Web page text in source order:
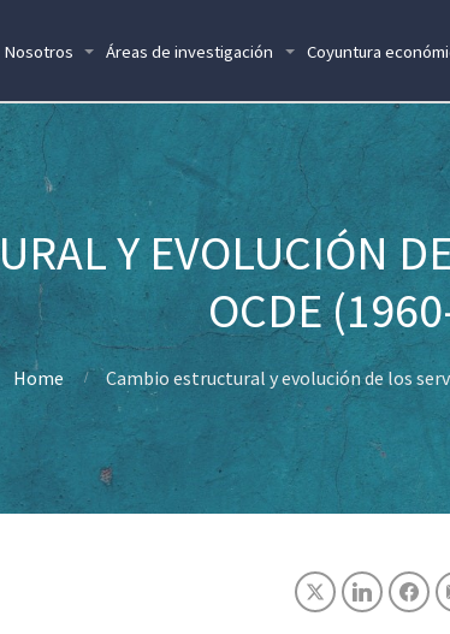
Nosotros Áreas de investigación Coyuntura
Y EVOLUCIÓN
OCDE
Home Cambio estructural y evolución de los